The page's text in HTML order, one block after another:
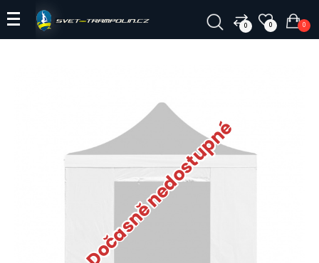
0 0 0
Dočasně nedostupné